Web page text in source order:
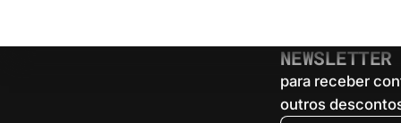
NEWSLETTER
para receber
outros